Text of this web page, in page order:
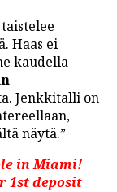
Haas ei
kaudella
Jenkkitalli on
näytä.”
in Miami!
1st deposit